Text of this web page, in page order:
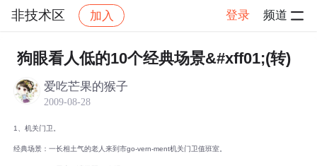
非技术区 加入 登录 频道
社区 非技术区 帖子详情
狗眼看人低的10个经典场景&#xff01;(转)
爱吃芒果的猴子
2009-08-28
1、机关门卫。
经典场景：一长相土气的老人来到市go-vern-ment机关门卫值班室。